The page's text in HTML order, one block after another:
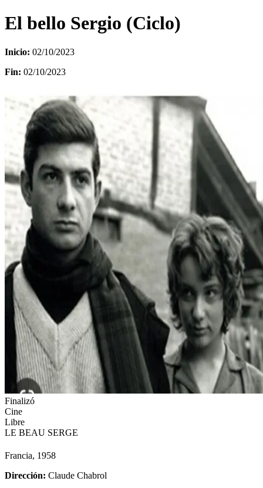
El bello Sergio (Ciclo)
Inicio: 02/10/2023
Fin: 02/10/2023
Finalizó
Cine
Libre
LE BEAU SERGE
Francia, 1958
Dirección: Claude Chabrol